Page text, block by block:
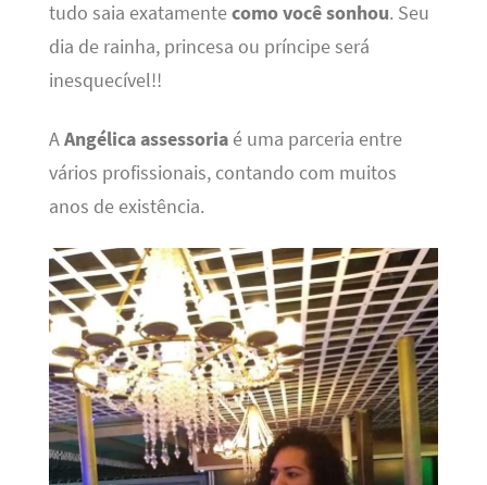
tudo saia exatamentecomo você sonhou. Seu
dia de rainha, princesa ou príncipe será
inesquecível!!
AAngélica assessoriaé uma parceria entre
vários profissionais, contando com muitos
anos de existência.